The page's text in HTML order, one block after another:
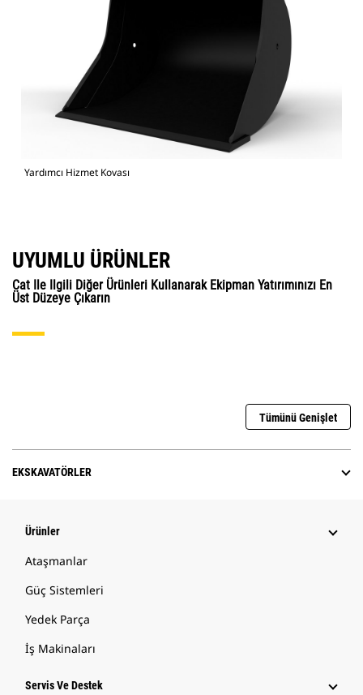
Yardımcı Hizmet Kovası
UYUMLU ÜRÜNLER
Cat Ile Ilgili Diğer Ürünleri Kullanarak Ekipman Yatırımınızı En
Üst Düzeye Çıkarın
Tümünü Genişlet
EKSKAVATÖRLER
Ürünler
Ataşmanlar
Güç Sistemleri
Yedek Parça
İş Makinaları
Servis Ve Destek